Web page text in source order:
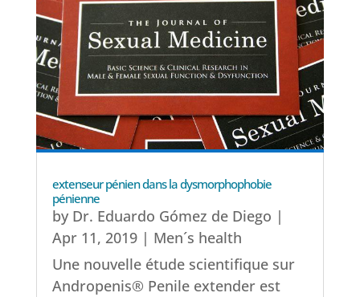
extenseur pénien dans la dysmorphophobie
pénienne
by Dr. Eduardo Gómez de Diego |
Apr 11, 2019| Men´s health
Une nouvelle étude scientifique sur
Andropenis® Penile extender est